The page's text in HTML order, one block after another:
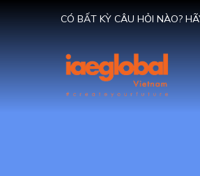
CÓ BẤT KỲ CÂU HỎI NÀO?